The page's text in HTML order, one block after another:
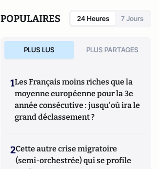
dans l’œuvre de Bret Easton Ellis
» et du
roman «Les petites souris
POPULAIRES 24 Heures 7 Jours
PLUS LUS PLUS PARTAGES
1Les Français moins riches que la
moyenne européenne pour la 3e
année consécutive : jusqu'où ira le
grand déclassement ?
2Cette autre crise migratoire
(semi-orchestrée) qui se profile